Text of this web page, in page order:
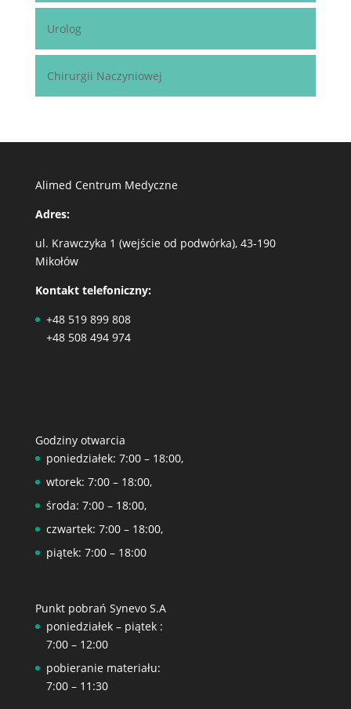
Urolog
Chirurgii Naczyniowej
Alimed Centrum Medyczne
Adres:
ul. Krawczyka 1 (wejście od podwórka), 43-190
Mikołów
Kontakt telefoniczny:
+48 519 899 808
+48 508 494 974
Godziny otwarcia
poniedziałek: 7:00 – 18:00,
wtorek: 7:00 – 18:00,
środa: 7:00 – 18:00,
czwartek: 7:00 – 18:00,
piątek: 7:00 – 18:00
Punkt pobrań Synevo S.A
poniedziałek – piątek :
7:00 – 12:00
pobieranie materiału:
7:00 – 11:30